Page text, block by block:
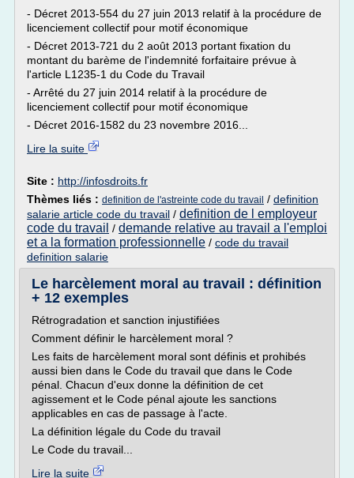
- Décret 2013-554 du 27 juin 2013 relatif à la procédure de
licenciement collectif pour motif économique
- Décret 2013-721 du 2 août 2013 portant fixation du
montant du barème de l'indemnité forfaitaire prévue à
l'article L1235-1 du Code du Travail
- Arrêté du 27 juin 2014 relatif à la procédure de
licenciement collectif pour motif économique
- Décret 2016-1582 du 23 novembre 2016...
Lire la suite
Site : http://infosdroits.fr
Thèmes liés : definition de l'astreinte code du travail / definition
salarie article code du travail / definition de l employeur
code du travail / demande relative au travail a l'emploi
et a la formation professionnelle / code du travail
definition salarie
Le harcèlement moral au travail : définition
+ 12 exemples
Rétrogradation et sanction injustifiées
Comment définir le harcèlement moral ?
Les faits de harcèlement moral sont définis et prohibés
aussi bien dans le Code du travail que dans le Code
pénal. Chacun d'eux donne la définition de cet
agissement et le Code pénal ajoute les sanctions
applicables en cas de passage à l'acte.
La définition légale du Code du travail
Le Code du travail...
Lire la suite